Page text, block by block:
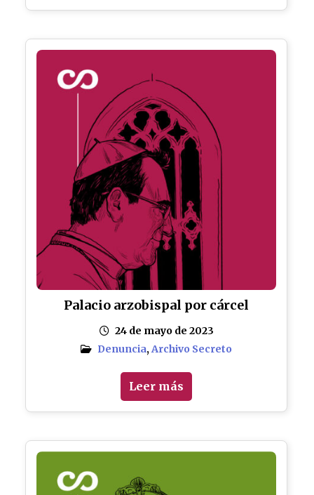
Palacio arzobispal por cárcel
24 de mayo de 2023
Denuncia,Archivo Secreto
Leer más